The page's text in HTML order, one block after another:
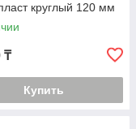
круглый 120 мм
₸
Купить